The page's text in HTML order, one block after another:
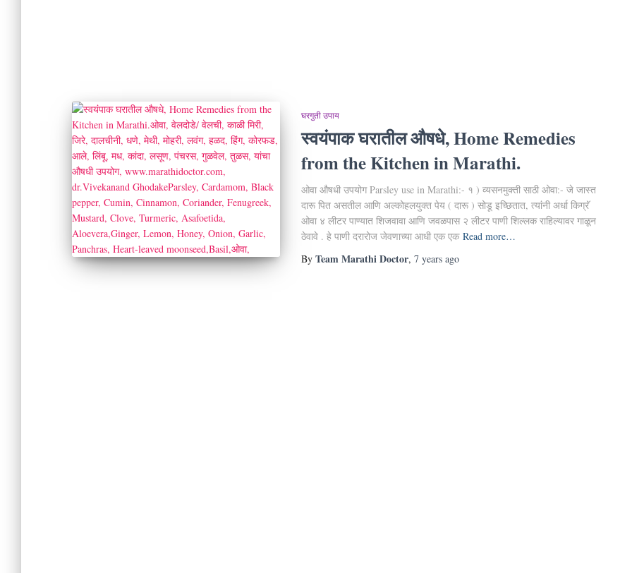
घरगुती उपाय
स्वयंपाक घरातील औषधे, Home Remedies
from the Kitchen in Marathi.
ओवा औषधी उपयोग Parsley use in Marathi:- १ ) व्यसनमुक्ती साठी ओवा:- जे जास्त
दारू पित असतील आणि अल्कोहलयुक्त पेय ( दारू ) सोडू इच्छितात, त्यांनी अर्धा किग्रॅ
ओवा ४ लीटर पाण्यात शिजवावा आणि जवळपास २ लीटर पाणी शिल्लक राहिल्यावर गाळून
ठेवावे . हे पाणी दरारोज जेवणाच्या आधी एक एक Read more…
By Team Marathi Doctor, 7 years ago